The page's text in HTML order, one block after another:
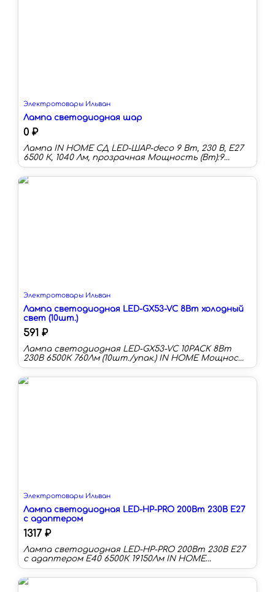
Электротовары Ильван
Лампа светодиодная шар
0 ₽
Лампа IN HOME СД LED-ШАР-deco 9 Вт, 230 В, Е27
6500 К, 1040 Лм, прозрачная Мощность (Вт):9
Цоколь:E27 Цветовая температура:6500 К
Длина:78 мм Световой поток:1040 лм Световая
отдача:115 лм/Вт Цветность:холодный белый
Электротовары Ильван
Лампа светодиодная LED-GX53-VC 8Вт холодный
свет (10шт.)
591 ₽
Лампа светодиодная LED-GX53-VC 10PACK 8Вт
230В 6500К 760Лм (10шт./упак.) IN HOME Мощность
(Вт):8 Цоколь:GX53 Цветовая температура:6500 К
Длина:27 мм Световой поток:760 лм Световая
Электротовары Ильван
Лампа светодиодная LED-HP-PRO 200Вт 230В E27
с адаптером
1317 ₽
Лампа светодиодная LED-HP-PRO 200Вт 230В E27
с адаптером Е40 6500К 19150Лм IN HOME
Мощность (Вт):200 Цоколь:E27/E40 Цветовая
температура:6500 К Длина:240 мм Тип колбы:HP
Световой поток:19150 лм Световая отдача:95 лм/